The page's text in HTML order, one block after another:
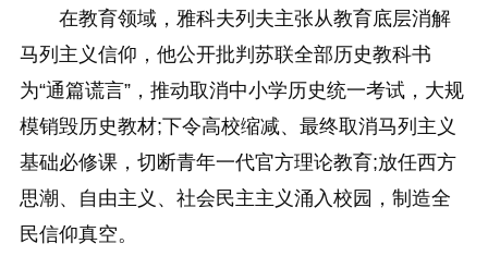
在教育领域，雅科夫列夫主张从教育底层消解
马列主义信仰，他公开批判苏联全部历史教科书
为“通篇谎言”，推动取消中小学历史统一考试，大规
模销毁历史教材;下令高校缩减、最终取消马列主义
基础必修课，切断青年一代官方理论教育;放任西方
思潮、自由主义、社会民主主义涌入校园，制造全
民信仰真空。